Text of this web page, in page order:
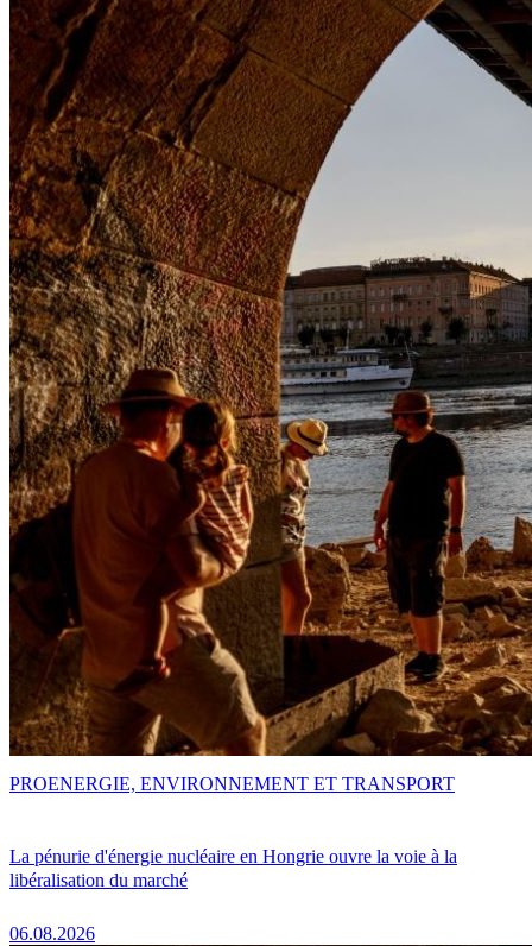
La pénurie d'énergie nucléaire en Hongrie ouvre la voie à la
libéralisation du marché
06.08.2026
PROENERGIE, ENVIRONNEMENT ET TRANSPORT